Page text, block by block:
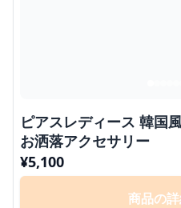
ピアスレディース 韓国
お洒落アクセサリー
¥5,100
商品の